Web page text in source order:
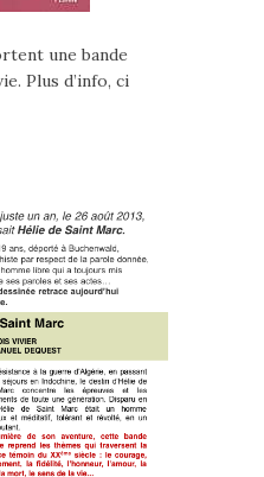
une bande
Plus d’info, ci